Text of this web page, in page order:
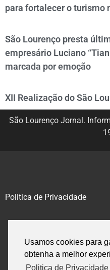
Usamos cookies para
obtenha a melhor
Politica de Privacidade
para fortalecer o turismo
São Lourenço presta
empresário Luciano
marcada por emoção
XII Realização do São
São Lourenço Jornal.
Politica de Privacidade